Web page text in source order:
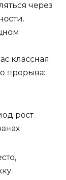
через
классная
прорыва:
рост